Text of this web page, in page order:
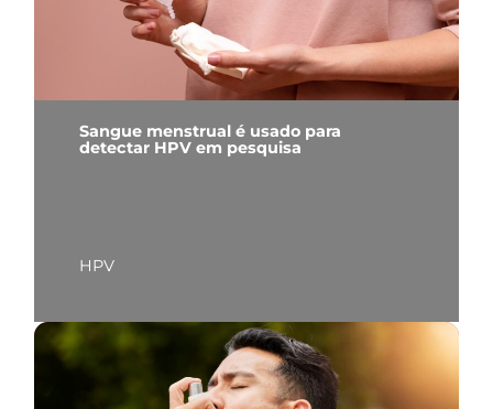
Sangue menstrual é usado para
detectar HPV em pesquisa
HPV